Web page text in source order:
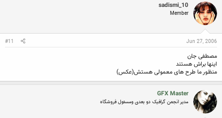
sadismi_10
Member
Jun 27, 2006
#11
مصطفی جان
اینها براش هستند
منظور ما طرح های معمولی هستش(عکس)
GFX Master
مدیر انجمن گرافیک دو بعدی ومسئول فروشگاه